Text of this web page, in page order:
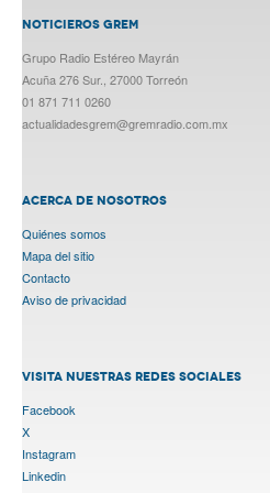
NOTICIEROS GREM
Grupo Radio Estéreo Mayrán
Acuña 276 Sur., 27000 Torreón
01 871 711 0260
actualidadesgrem@gremradio.com.mx
ACERCA DE NOSOTROS
Quiénes somos
Mapa del sitio
Contacto
Aviso de privacidad
VISITA NUESTRAS REDES SOCIALES
Facebook
X
Instagram
Linkedin